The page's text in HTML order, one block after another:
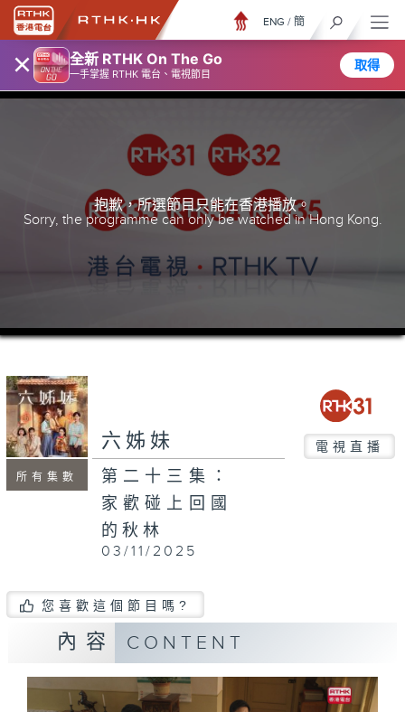
× 全新 RTHK On The Go
一手掌握 RTHK 電台、電視節目
取得
ENG / 簡
抱歉，所選節目只能在香港播放。
Sorry, the programme can only be watched in Hong Kong.
所有集數
六姊妹 電視直播
第二十三集：
家歡碰上回國
的秋林
03/11/2025
您喜歡這個節目嗎?
內容 CONTENT